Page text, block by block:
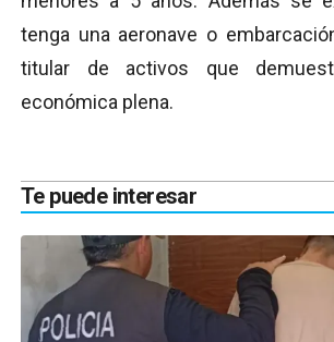
tenga una aeronave o
titular de activos que
económica plena.
Te puede interesar